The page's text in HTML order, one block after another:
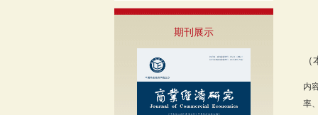
期刊展示
内
率